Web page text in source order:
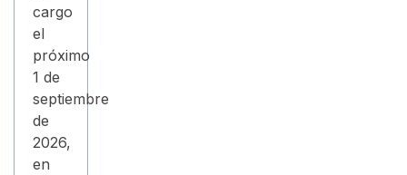
cargo
el
próximo
1 de
septiembre
de
2026,
en